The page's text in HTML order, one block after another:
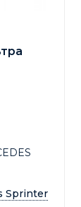
Sprinter